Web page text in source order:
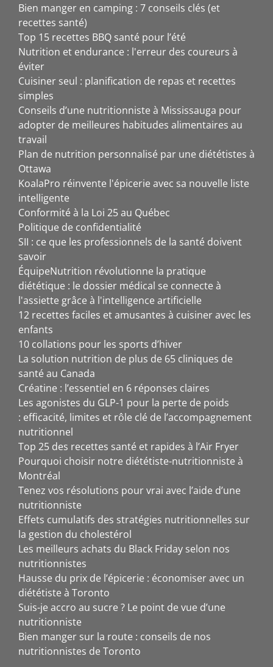
Bien manger en camping : 7 conseils clés (et
recettes santé)
Top 15 recettes BBQ santé pour l’été
Nutrition et endurance : l'erreur des coureurs à
éviter
Cuisiner seul : planification de repas et recettes
simples
Conseils d’une nutritionniste à Mississauga pour
adopter de meilleures habitudes alimentaires au
travail
Plan de nutrition personnalisé par une diététistes à
Ottawa
KoalaPro réinvente l'épicerie avec sa nouvelle liste
intelligente
Conformité à la Loi 25 au Québec
Politique de confidentialité
SII : ce que les professionnels de la santé doivent
savoir
ÉquipeNutrition révolutionne la pratique
diététique : le dossier médical se connecte à
l'assiette grâce à l'intelligence artificielle
12 recettes faciles et amusantes à cuisiner avec les
enfants
10 collations pour les sports d’hiver
La solution nutrition de plus de 65 cliniques de
santé au Canada
Créatine : l’essentiel en 6 réponses claires
Les agonistes du GLP-1 pour la perte de poids
: efficacité, limites et rôle clé de l’accompagnement
nutritionnel
Top 25 des recettes santé et rapides à l’Air Fryer
Pourquoi choisir notre diététiste-nutritionniste à
Montréal
Tenez vos résolutions pour vrai avec l’aide d’une
nutritionniste
Effets cumulatifs des stratégies nutritionnelles sur
la gestion du cholestérol
Les meilleurs achats du Black Friday selon nos
nutritionnistes
Hausse du prix de l’épicerie : économiser avec un
diététiste à Toronto
Suis-je accro au sucre ? Le point de vue d’une
nutritionniste
Bien manger sur la route : conseils de nos
nutritionnistes de Toronto